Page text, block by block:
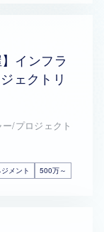
インフラ
ェクトリ
/プロジェクト
メント 500万～